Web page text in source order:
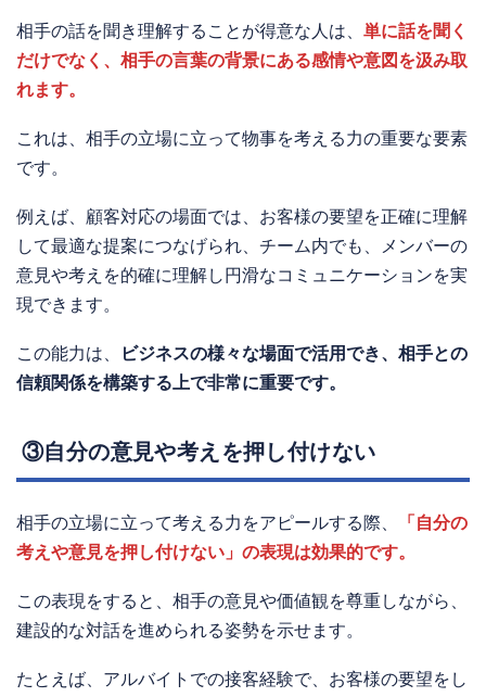
相手の話を聞き理解することが得意な人は、 単に話を聞く
だけでなく、相手の言葉の背景にある感情や意図を汲み取
れます。
これは、相手の立場に立って物事を考える力の重要な要素
です。
例えば、顧客対応の場面では、お客様の要望を正確に理解
して最適な提案につなげられ、チーム内でも、メンバーの
意見や考えを的確に理解し円滑なコミュニケーションを実
現できます。
この能力は、
ビジネスの様々な場面で活用でき、相手との
信頼関係を構築する上で非常に重要です。
③自分の意見や考えを押し付けない
相手の立場に立って考える力をアピールする際、
「自分の
考えや意見を押し付けない」の表現は効果的です。
この表現をすると、相手の意見や価値観を尊重しながら、
建設的な対話を進められる姿勢を示せます。
たとえば、アルバイトでの接客経験で、お客様の要望をし